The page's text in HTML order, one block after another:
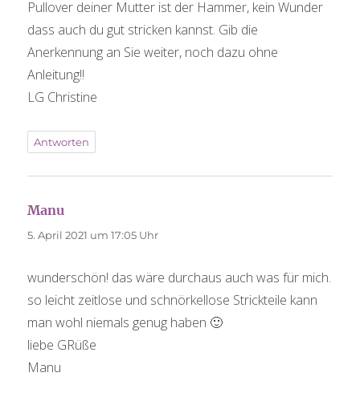
Pullover deiner Mutter ist der Hammer, kein Wunder
dass auch du gut stricken kannst. Gib die
Anerkennung an Sie weiter, noch dazu ohne
Anleitung!!
LG Christine
Antworten
Manu
5. April 2021 um 17:05 Uhr
wunderschön! das wäre durchaus auch was für mich.
so leicht zeitlose und schnörkellose Strickteile kann
man wohl niemals genug haben 🙂
liebe GRüße
Manu